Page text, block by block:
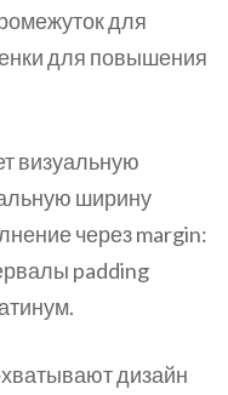
для
для повышения
визуальную
ширину
через margin:
padding
дизайн